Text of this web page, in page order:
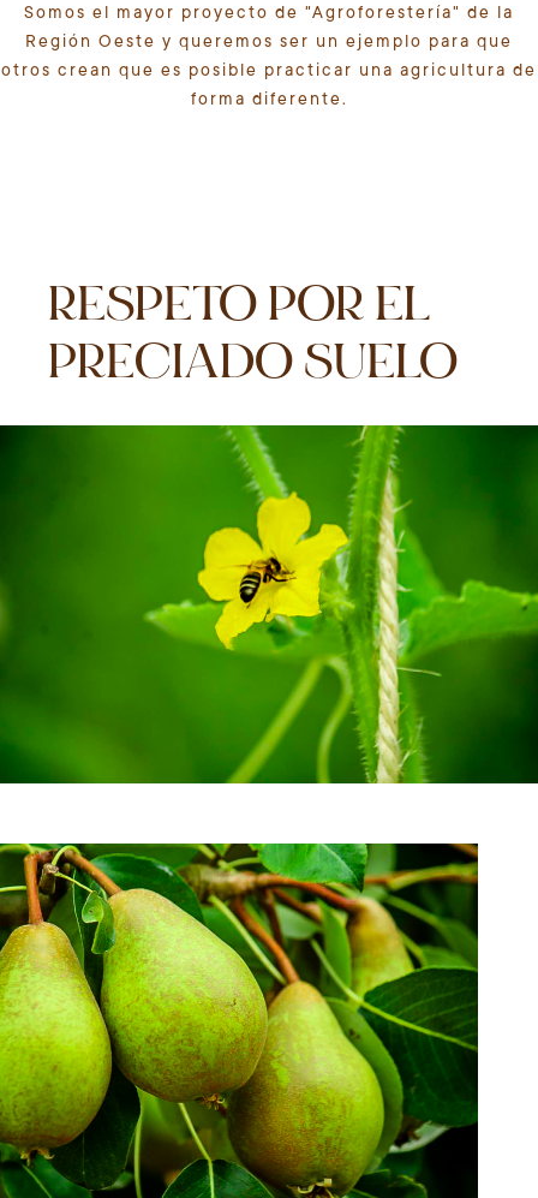
Somos el mayor proyecto de "Agroforestería" de la
Región Oeste y queremos ser un ejemplo para que
otros crean que es posible practicar una agricultura de
forma diferente.
RESPETO POR EL
PRECIADO SUELO